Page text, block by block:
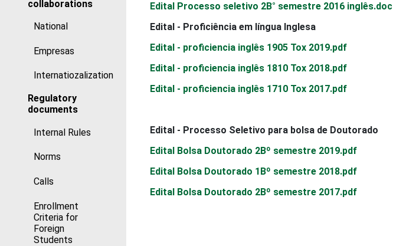
collaborations
National
Empresas
Internatiozalization
Regulatory
documents
Internal Rules
Norms
Calls
Enrollment
Criteria for
Foreign
Students
Edital Processo seletivo 2В° semestre 2016 inglês.doc
Edital - Proficiência em língua Inglesa
Edital - proficiencia inglês 1905 Tox 2019.pdf
Edital - proficiencia inglês 1810 Tox 2018.pdf
Edital - proficiencia inglês 1710 Tox 2017.pdf
Edital - Processo Seletivo para bolsa de Doutorado
Edital Bolsa Doutorado 2Вº semestre 2019.pdf
Edital Bolsa Doutorado 1Вº semestre 2018.pdf
Edital Bolsa Doutorado 2Вº semestre 2017.pdf